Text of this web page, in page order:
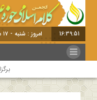
16:39:51 امروز : شنبه - ۱۷ مرداد - ۱۴۰۵